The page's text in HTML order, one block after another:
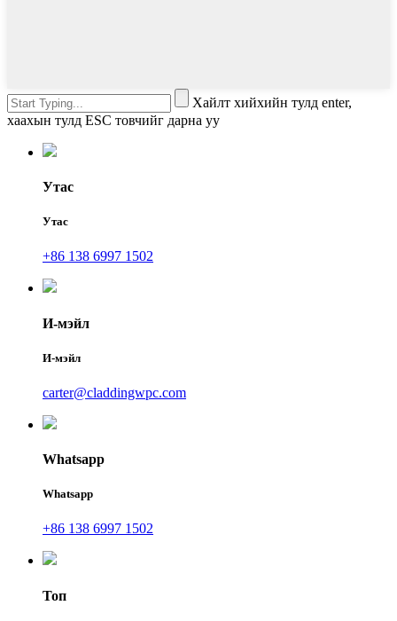
Хайлт хийхийн тулд enter,
хаахын тулд ESC товчийг дарна уу
Утас
Утас
+86 138 6997 1502
И-мэйл
И-мэйл
carter@claddingwpc.com
Whatsapp
Whatsapp
+86 138 6997 1502
Топ